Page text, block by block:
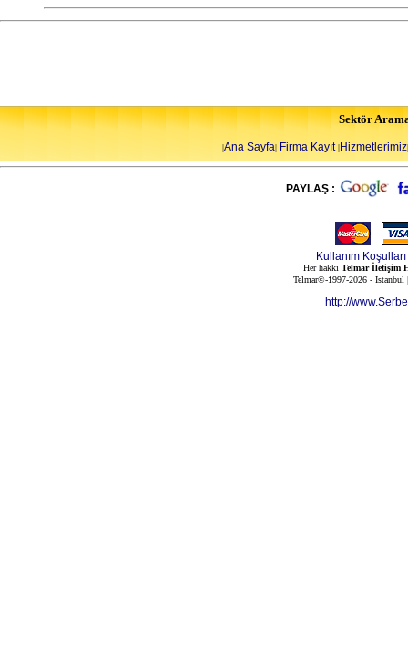
Sektör
|Ana Sayfa| Firma Kayıt|Hizmetlerimiz|
PAYLAŞ :
Kullanım Koşulları
Her hakkı Telmar İletişim
Telmar©-1997-2026 -
http://